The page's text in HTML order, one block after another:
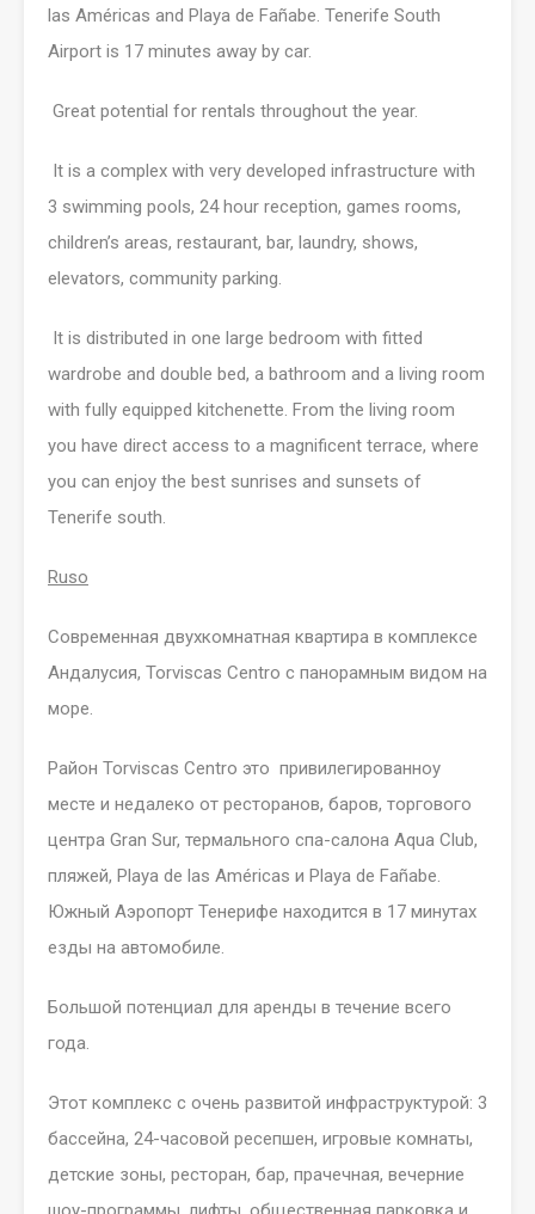
las Américas and Playa de Fañabe. Tenerife South
Airport is 17 minutes away by car.
Great potential for rentals throughout the year.
It is a complex with very developed infrastructure with
3 swimming pools, 24 hour reception, games rooms,
children’s areas, restaurant, bar, laundry, shows,
elevators, community parking.
It is distributed in one large bedroom with fitted
wardrobe and double bed, a bathroom and a living room
with fully equipped kitchenette. From the living room
you have direct access to a magnificent terrace, where
you can enjoy the best sunrises and sunsets of
Tenerife south.
Ruso
Современная двухкомнатная квартира в комплексе
Андалусия, Torviscas Centro с панорамным видом на
море.
Район Torviscas Centro это привилегированноу
месте и недалеко от ресторанов, баров, торгового
центра Gran Sur, термального спа-салона Aqua Club,
пляжей, Playa de las Américas и Playa de Fañabe.
Южный Аэропорт Тенерифе находится в 17 минутах
езды на автомобиле.
Большой потенциал для аренды в течение всего
года.
Этот комплекс с очень развитой инфраструктурой: 3
бассейна, 24-часовой ресепшен, игровые комнаты,
детские зоны, ресторан, бар, прачечная, вечерние